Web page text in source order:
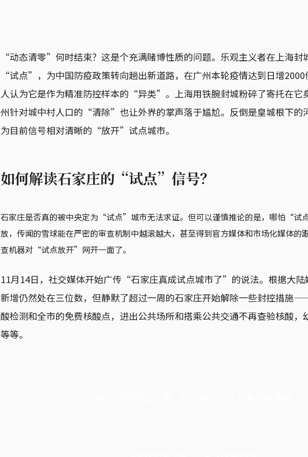
“动态清零”何时结束？这是个充满赌博性质的问题。乐观主义者在上海封
“试点”，为中国防疫政策转向趟出新道路，在广州本轮疫情达到日增
人认为它是作为精准防控样本的“异类”。上海用铁腕封城粉碎了寄托在它
州针对城中村人口的“清除”也让外界的掌声落于尴尬。反倒是皇城根下的
为目前信号相对清晰的“放开”试点城市。
如何解读石家庄的“试点”信号？
石家庄是否真的被中央定为“试点”城市无法求证。但可以谨慎推论的是，哪怕“试
放，传闻的雪球能在严密的审查机制中越滚越大，甚至得到官方媒体和市场化媒体的
查机器对“试点放开”网开一面了。
11月14日，社交媒体开始广传“石家庄真成试点城市了”的说法。根据大陆
新增仍然处在三位数，但静默了超过一周的石家庄开始解除一些封控措施
酸检测和全市的免费核酸点，进出公共场所和搭乘公共交通不再查验核酸，
等等。